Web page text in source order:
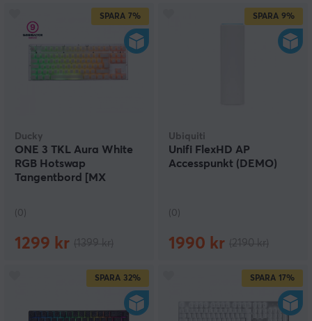
SPARA 7%
Ducky
ONE 3 TKL Aura White
RGB Hotswap
Tangentbord [MX
(0)
1299 kr
SPARA 9%
Ubiquiti
Unifi FlexHD AP
Accesspunkt (DEMO)
(0)
1990 kr
SPARA 32% SPARA 17%